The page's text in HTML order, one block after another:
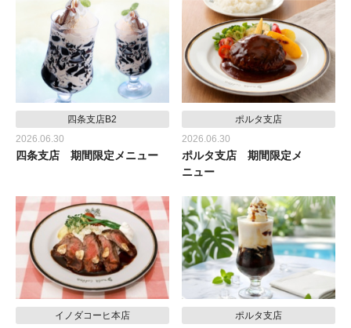
四条支店B2
2026.06.30
四条支店 期間限定メニュー
ポルタ支店
2026.06.30
ポルタ支店 期間限定メ
ニュー
イノダコーヒ本店
ポルタ支店